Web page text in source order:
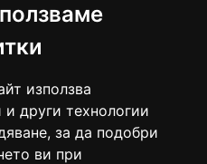
използва
и други технологии
за да подобри
ви при